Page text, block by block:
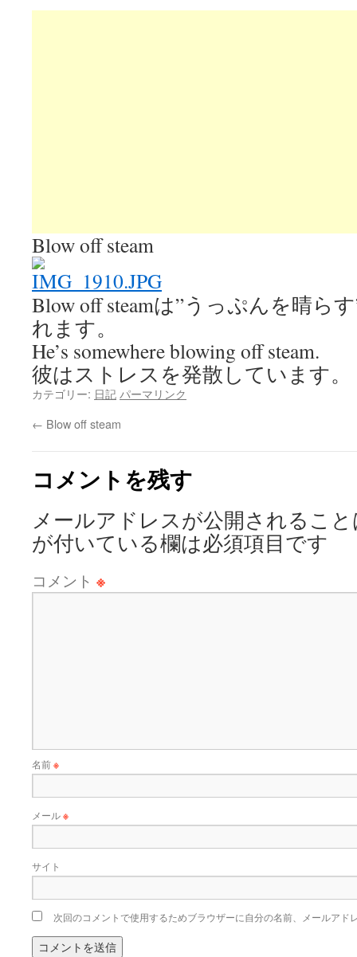
Blow off steam
Blow off steamは”うっぷんを晴ら
れます。
He’s somewhere blowing off steam.
彼はストレスを発散しています。
カテゴリー: 日記 パーマリンク
← Blow off steam
コメントを残す
メールアドレスが公開されるこ
が付いている欄は必須項目です
コメント ※
名前※
メール※
サイト
次回のコメントで使用するためブラウザーに自分の名前、メールアド